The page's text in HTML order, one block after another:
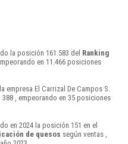
la posición 161.583 del Ranking
en 11.466 posiciones
empresa El Carrizal De Campos S.
, empeorando en 35 posiciones
en 2024 la posición 151 en el
de quesos según ventas ,